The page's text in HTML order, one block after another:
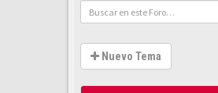
Nuevo Tema